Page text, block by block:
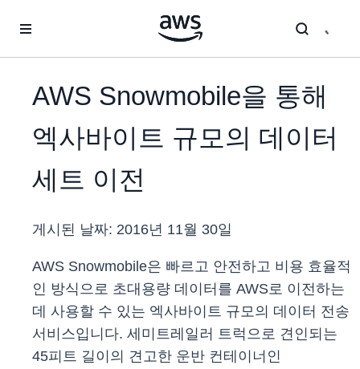
AWS Snowmobile을 통해
엑사바이트 규모의 데이터
세트 이전
게시된 날짜: 2016년 11월 30일
AWS Snowmobile은 빠르고 안전하고 비용 효율적
인 방식으로 초대용량 데이터를 AWS로 이전하는
데 사용할 수 있는 엑사바이트 규모의 데이터 전송
서비스입니다. 세미트레일러 트럭으로 견인되는
45피트 길이의 견고한 운반 컨테이너인